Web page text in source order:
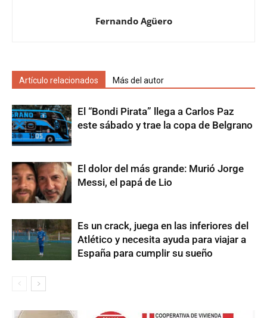
Fernando Agüero
Artículo relacionados Más del autor
El “Bondi Pirata” llega a Carlos Paz
este sábado y trae la copa de Belgrano
El dolor del más grande: Murió Jorge
Messi, el papá de Lio
Es un crack, juega en las inferiores del
Atlético y necesita ayuda para viajar a
España para cumplir su sueño